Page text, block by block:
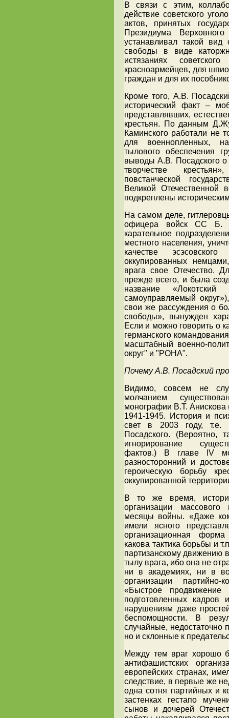
В связи с этим,
действие советского
актов, принятых
Президиума
устанавливал такой
свободы в виде
истязаниях
красноармейцев, для
граждан и для их
Кроме того, А.В.
исторический факт –
представлявших,
крестьян. По данным
Каминского работали не
для военнопленных,
тылового обеспечения
выводы А.В. Посадского о
творчестве
повстанческой
Великой Отечественной
подкреплены
На самом деле,
офицера войск СС Б.
карательное
местного населения,
качестве
оккупированных
врага свое Отечество.
прежде всего, и была
название «Локотский
самоуправляемый
свои же рассуждения о
свободы», вынужден
Если и можно говорить о
германского
масштабный военно-
округ" и "РОНА".
Почему А.В. Посадский
Видимо, совсем не
молчанием
монографии В.Т.
1941-1945. История и
свет в 2003 году, т.е.
Посадского. (Вероятно,
игнорирование
фактов.) В главе IV
разносторонний и
героическую борьбу
оккупированной
В то же время,
организации
месяцы войны. «Даже
имели ясного
организационная форма
какова тактика борьбы и
партизанскому движению
тылу врага, ибо она не
ни в академиях, ни в
организации партийно-
«Быстрое продвижение
подготовленных кадров
нарушениям даже
беспомощности. В
случайные,
но и склонные к
Между тем враг хорошо
антифашистских
европейских странах,
следствие, в первые же
одна сотня партийных и
застенках гестапо
сынов и дочерей